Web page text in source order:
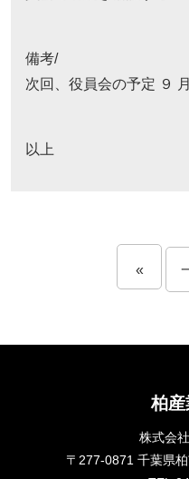
備考/
次回、役員会の予定 ９
以上
«
柏
株式会
〒277-0871 千葉県